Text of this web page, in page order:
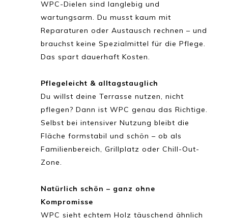
WPC-Dielen sind langlebig und
wartungsarm. Du musst kaum mit
Reparaturen oder Austausch rechnen – und
brauchst keine Spezialmittel für die Pflege.
Das spart dauerhaft Kosten.
Pflegeleicht & alltagstauglich
Du willst deine Terrasse nutzen, nicht
pflegen? Dann ist WPC genau das Richtige.
Selbst bei intensiver Nutzung bleibt die
Fläche formstabil und schön – ob als
Familienbereich, Grillplatz oder Chill-Out-
Zone.
Natürlich schön – ganz ohne
Kompromisse
WPC sieht echtem Holz täuschend ähnlich